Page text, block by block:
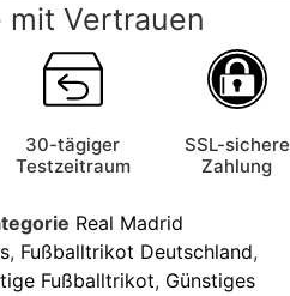
mit Vertrauen
30-tägiger
Testzeitraum
SSL-sichere
Zahlung
Real Madrid
, Fußballtrikot Deutschland,
Fußballtrikot, Günstiges